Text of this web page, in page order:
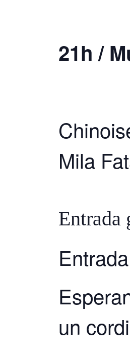
21h /
Mila
Entrada
un